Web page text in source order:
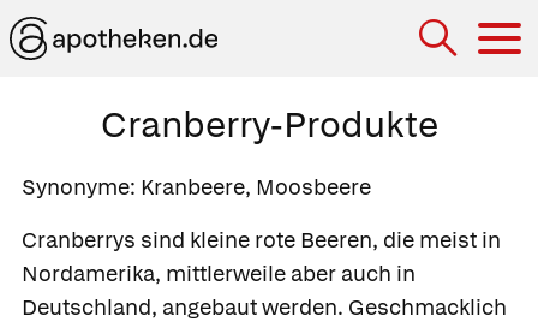
Cranberry-Produkte
Synonyme: Kranbeere, Moosbeere
Cranberrys sind kleine rote Beeren, die meist in
Nordamerika, mittlerweile aber auch in
Deutschland, angebaut werden. Geschmacklich